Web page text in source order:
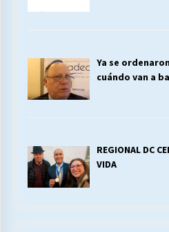
Ya se
cuándo van a
REGIONAL DC
VIDA